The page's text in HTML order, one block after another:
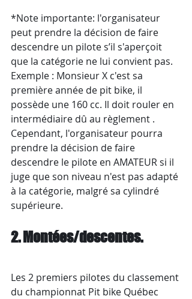
*Note importante: l'organisateur
peut prendre la décision de faire
descendre un pilote s’il s'aperçoit
que la catégorie ne lui convient pas.
Exemple : Monsieur X c'est sa
première année de pit bike, il
possède une 160 cc. Il doit rouler en
intermédiaire dû au règlement .
Cependant, l'organisateur pourra
prendre la décision de faire
descendre le pilote en AMATEUR si il
juge que son niveau n'est pas adapté
à la catégorie, malgré sa cylindré
supérieure.
2. Montées/descentes.
Les 2 premiers pilotes du classement
du championnat Pit bike Québec